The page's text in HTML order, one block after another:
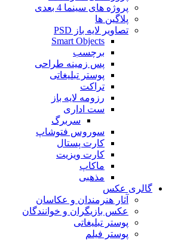
پروژه های سینما 4 بعدی
پلاگین ها
تصاویر لایه باز PSD
Smart Objects
برچسب
پس زمینه طراحی
پوستر تبلیغاتی
تراکت
رزومه لایه باز
ست اداری
سربرگ
سوروس فتوشاپ
کارت پستال
کارت ویزیت
ماکاپ
مذهبی
گالری عکس
آثار هنرمندان و عکاسان
عکس بازیگران و خوانندگان
پوستر تبلیغاتی
پوستر فیلم